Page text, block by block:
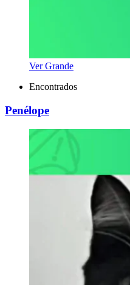
Ver Grande
Encontrados
Penélope